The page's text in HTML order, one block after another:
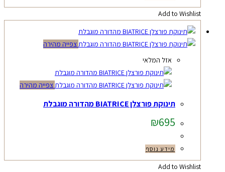
Add to Wishlist
צפייה מהירה
אזל המלאי
צפייה מהירה
תינוקת פורצלן BIATRICE מהדורה מוגבלת
₪695
מידע נוסף
Add to Wishlist